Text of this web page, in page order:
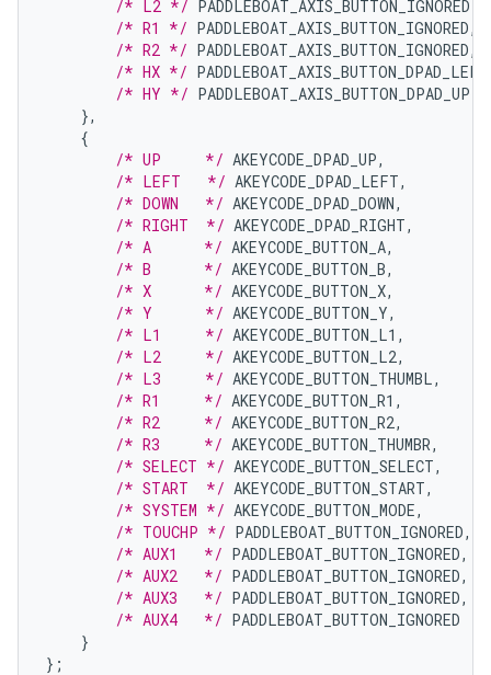
/* L2 */ PADDLEBOAT_AXIS_BUTTON_IGNORED
/* R1 */ PADDLEBOAT_AXIS_BUTTON_IGNORED,
/* R2 */ PADDLEBOAT_AXIS_BUTTON_IGNORED,
/* HX */ PADDLEBOAT_AXIS_BUTTON_DPAD_LEFT
/* HY */ PADDLEBOAT_AXIS_BUTTON_DPAD_UP
},
{
/* UP     */ AKEYCODE_DPAD_UP,
/* LEFT   */ AKEYCODE_DPAD_LEFT,
/* DOWN   */ AKEYCODE_DPAD_DOWN,
/* RIGHT  */ AKEYCODE_DPAD_RIGHT,
/* A      */ AKEYCODE_BUTTON_A,
/* B      */ AKEYCODE_BUTTON_B,
/* X      */ AKEYCODE_BUTTON_X,
/* Y      */ AKEYCODE_BUTTON_Y,
/* L1     */ AKEYCODE_BUTTON_L1 ,
/* L2     */ AKEYCODE_BUTTON_L2,
/* L3     */ AKEYCODE_BUTTON_THUMBL,
/* R1     */ AKEYCODE_BUTTON_R1 ,
/* R2     */ AKEYCODE_BUTTON_R2,
/* R3     */ AKEYCODE_BUTTON_THUMBR,
/* SELECT */ AKEYCODE_BUTTON_SELECT,
/* START  */ AKEYCODE_BUTTON_START,
/* SYSTEM */ AKEYCODE_BUTTON_MODE,
/* TOUCHP */ PADDLEBOAT_BUTTON_IGNORED,
/* AUX1   */ PADDLEBOAT_BUTTON_IGNORED,
/* AUX2   */ PADDLEBOAT_BUTTON_IGNORED,
/* AUX3   */ PADDLEBOAT_BUTTON_IGNORED,
/* AUX4   */ PADDLEBOAT_BUTTON_IGNORED
}
};